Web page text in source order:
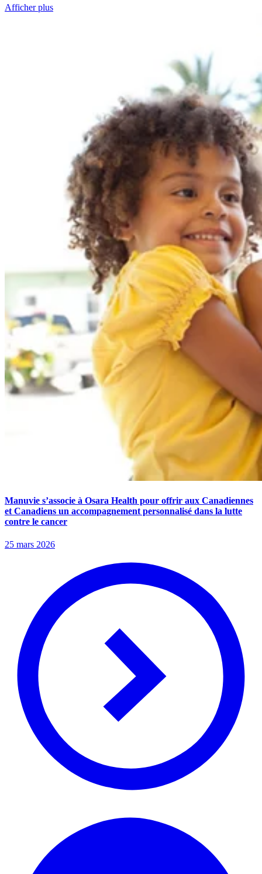
Afficher plus
Manuvie s’associe à Osara Health pour offrir aux Canadiennes
et Canadiens un accompagnement personnalisé dans la lutte
contre le cancer
25 mars 2026